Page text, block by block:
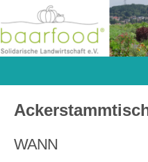
WANN